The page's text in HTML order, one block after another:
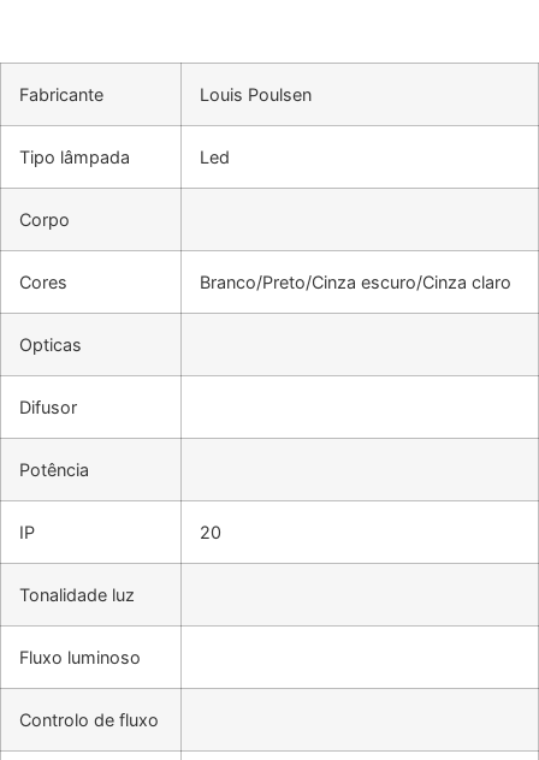
Fabricante Louis Poulsen
Tipo lâmpada Led
Corpo
Cores Branco/Preto/Cinza escuro/Cinza claro
Opticas
Difusor
Potência
IP 20
Tonalidade luz
Fluxo luminoso
Controlo de fluxo